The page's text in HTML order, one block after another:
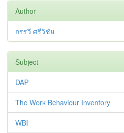
Author
กรรวี ศรีวิชัย
Subject
DAP
The Work Behaviour Inventory
WBI